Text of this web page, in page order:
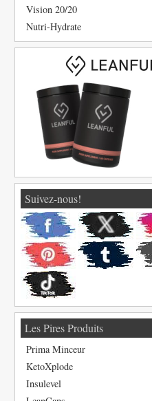
Vision 20/20
Nutri-Hydrate
Suivez-nous!
Les Pires Produits
Prima Minceur
KetoXplode
Insulevel